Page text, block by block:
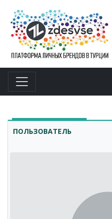
ПОЛЬЗОВАТЕЛЬ